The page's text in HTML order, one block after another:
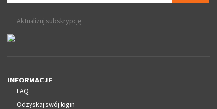
Aktualizuj subskrypcję
INFORMACJE
FAQ
Odzyskaj swój login